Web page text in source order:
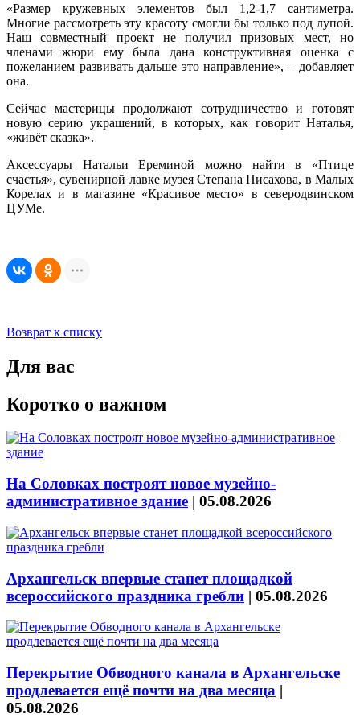
«Размер кружевных элементов был 1,2-1,7 сантиметра.
Многие рассмотреть эту красоту смогли бы только под лупой.
Наш совместный проект не получил призовых мест, но
членами жюри ему была дана конструктивная оценка с
пожеланием развивать дальше это направление», – добавляет
она.
Сейчас мастерицы продолжают сотрудничество и готовят
новую серию украшений, в которых, как говорит Наталья,
«живёт сказка».
Аксессуары Натальи Ереминой можно найти в «Птице
счастья», сувенирной лавке музея Степана Писахова, в Малых
Корелах и в магазине «Красивое место» в северодвинском
ЦУМе.
Возврат к списку
Для вас
Коротко о важном
На Соловках построят новое музейно-
административное здание | 05.08.2026
Архангельск впервые станет площадкой
всероссийского праздника гребли | 05.08.2026
Перекрытие Обводного канала в Архангельске
продлевается ещё почти на два месяца |
05.08.2026